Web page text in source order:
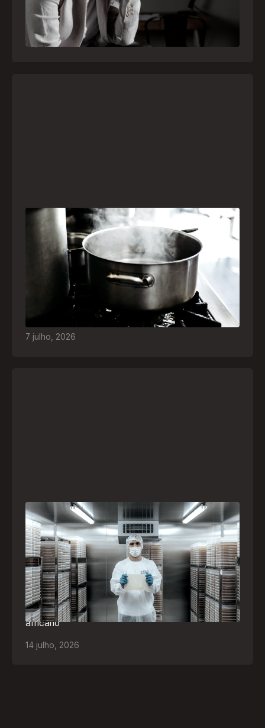
médicas e devem receber atendimento
especializado pelo telefone 192
21 julho, 2026
Frio leva brasileiros a improvisar para se
aquecer e aumenta risco de queimaduras
dentro de casa
O inverno chegou e, com ele, práticas perigosas
para espantar o frio voltam a ser comuns. Saiba
quais são os riscos e como agir em caso de
7 julho 2026
A paranaense Vuelo Pharma é uma das 13
empresas brasileiras selecionadas para
representar o Brasil na maior feira de
negócios de Angola
Empresa participará da FILDA 2026, em Luanda,
levando tecnologias brasileiras para tratamento de
feridas, ostomia e proteção cutânea ao mercado
africano
14 julho 2026